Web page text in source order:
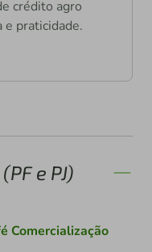
crédito agro
e praticidade.
e PJ)
Comercialização